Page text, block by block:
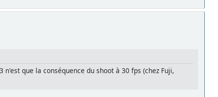
que la conséquence du shoot à 30 fps (chez Fuji,